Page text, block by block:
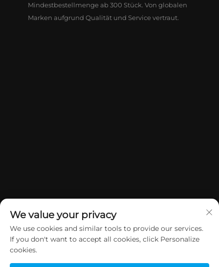
Mindestbestellmenge ab 300 Stück. Von globalen
Marken aufgrund Qualität und Service vertraut.
Copyright © 2026 China Dongguan Yuan Jie Gifts & Crafts Co., Ltd.
We value your privacy
We use cookies and similar tools to provide our services.
If you don't want to accept all cookies, click Personalize
cookies.